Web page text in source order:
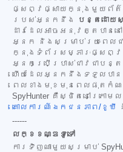
ផ្សព្វផ្សាយក្នុងមួយព័ត៌
របស់អ្នកនឹង
បន្តដោ
ដារដែលអាចអនុវត្តបាននៅ
អ្នក និងសម្រាប់រយៈពេល
ក្នុងទំព័រសម្ភារៈផ្សព្វ
អ្នកប្រើប្រាស់ជាវជាបន្
ហើយដែលអ្នកនឹងទទួលបា
ពេលខាងមុខមុនពេលផុតកំ
SpyHunter គឺស្ថិតនៅក្រ
គោលការណ៍ឯកជនភាព/ខូឃី
------
លក្ខខណ្ឌទូទៅ
ការទិញណាមួយសម្រាប់